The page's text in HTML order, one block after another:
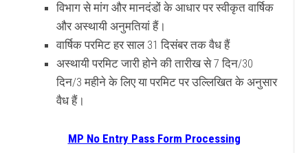
विभाग से मांग और मानदंडों के आधार पर स्वीकृत वार्षिक
और अस्थायी अनुमतियां हैं।
वार्षिक परमिट हर साल 31 दिसंबर तक वैध हैं
अस्थायी परमिट जारी होने की तारीख से 7 दिन/30
दिन/3 महीने के लिए या परमिट पर उल्लिखित के अनुसार
वैध हैं।
MP No Entry Pass Form Processing